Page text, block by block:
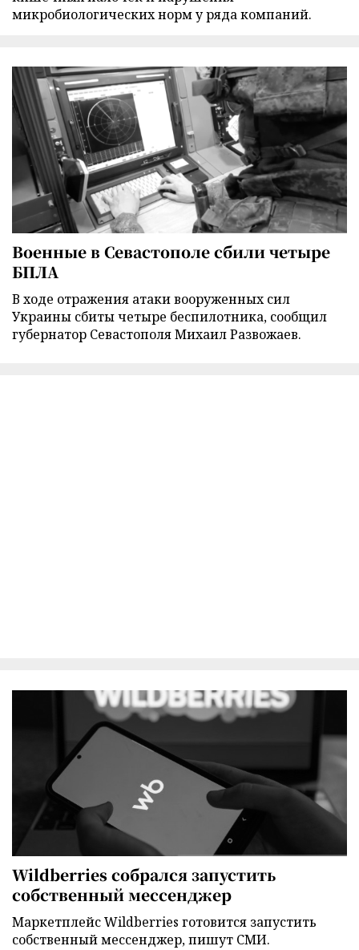
микробиологических норм у ряда компаний.
Военные в Севастополе сбили четыре
БПЛА
В ходе отражения атаки вооруженных сил
Украины сбиты четыре беспилотника, сообщил
губернатор Севастополя Михаил Развожаев.
Wildberries собрался запустить
собственный мессенджер
Маркетплейс Wildberries готовится запустить
собственный мессенджер, пишут СМИ.